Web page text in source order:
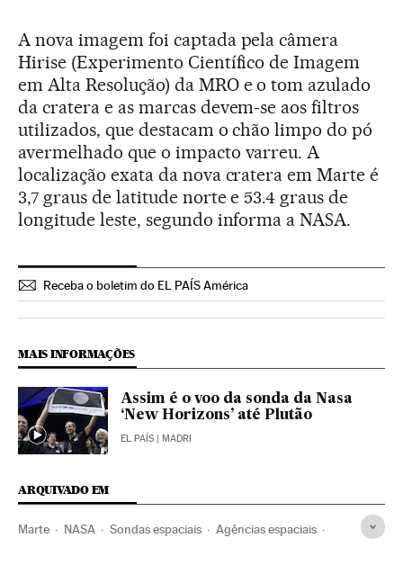
A nova imagem foi captada pela câmera
Hirise (Experimento Científico de Imagem
em Alta Resolução) da MRO e o tom azulado
da cratera e as marcas devem-se aos filtros
utilizados, que destacam o chão limpo do pó
avermelhado que o impacto varreu. A
localização exata da nova cratera em Marte é
3,7 graus de latitude norte e 53.4 graus de
longitude leste, segundo informa a NASA.
Receba o boletim do EL PAÍS América
MAIS INFORMAÇÕES
Assim é o voo da sonda da Nasa
‘New Horizons’ até Plutão
EL PAÍS | MADRI
ARQUIVADO EM
Marte NASA Sondas espaciais Agências espaciais